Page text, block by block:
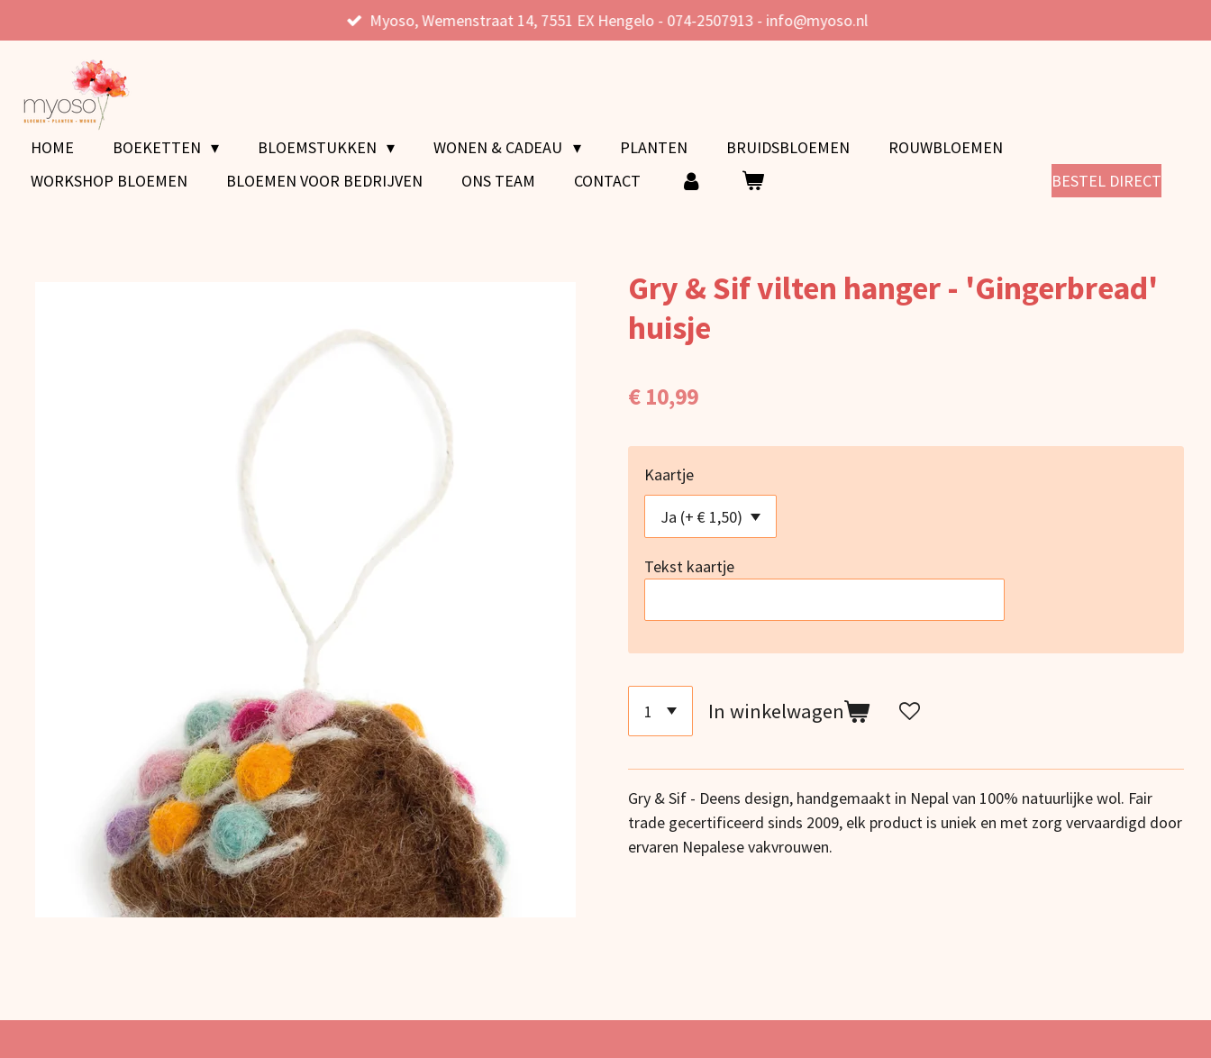
direct
hoofdinhoud
Myoso, Wemenstraat 14, 7551 EX Hengelo - 074-2507913 - info@myoso.nl
HOME BOEKETTEN BLOEMSTUKKEN WONEN & CADEAU PLANTEN BRUIDSBLOEMEN
ROUWBLOEMEN
WORKSHOP BLOEMEN
BLOEMEN VOOR BEDRIJVEN ONS TEAM CONTACT BESTEL DIRECT
Gry & Sif vilten hanger - 'Gingerbread'
huisje
€ 10,99
Kaartje
Tekst kaartje
In winkelwagen
Gry & Sif - Deens design, handgemaakt in Nepal van 100% natuurlijke wol. Fair
trade gecertificeerd sinds 2009, elk product is uniek en met zorg vervaardigd door
ervaren Nepalese vakvrouwen.